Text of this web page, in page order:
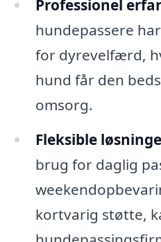
Professionel
hundepassere
for dyrevelfærd,
hund får den
omsorg.
Fleksible
brug for daglig
kortvarig støtte,